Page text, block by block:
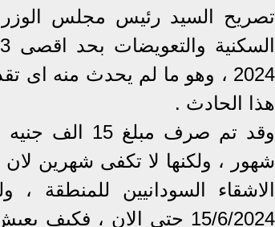
تصريح السيد رئيس مجلس
هذا الحادث .
شهور ، ولكنها لا تكفى شهرين لان
الاشقاء السودانيين للمنطقة
15/6/2024 حتى الان ،